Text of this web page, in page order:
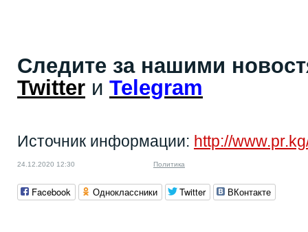
Следите за нашими
Twitter и Telegram
Источник информации: http://
24.12.2020 12:30 Политика
Facebook Одноклассники Twitter ВКонтакте